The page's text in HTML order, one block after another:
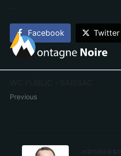
Facebook Twitter
Previous